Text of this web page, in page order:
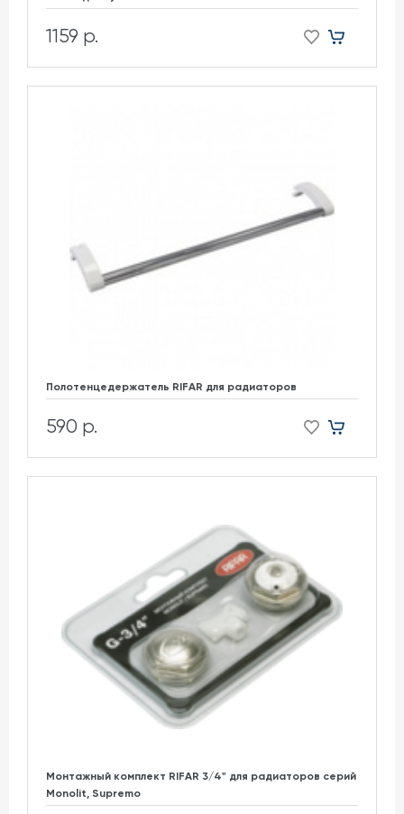
1159 р.
Полотенцедержатель RIFAR для радиаторов
590 р.
Монтажный комплект RIFAR 3/4" для радиаторов cерий
Monolit, Supremo